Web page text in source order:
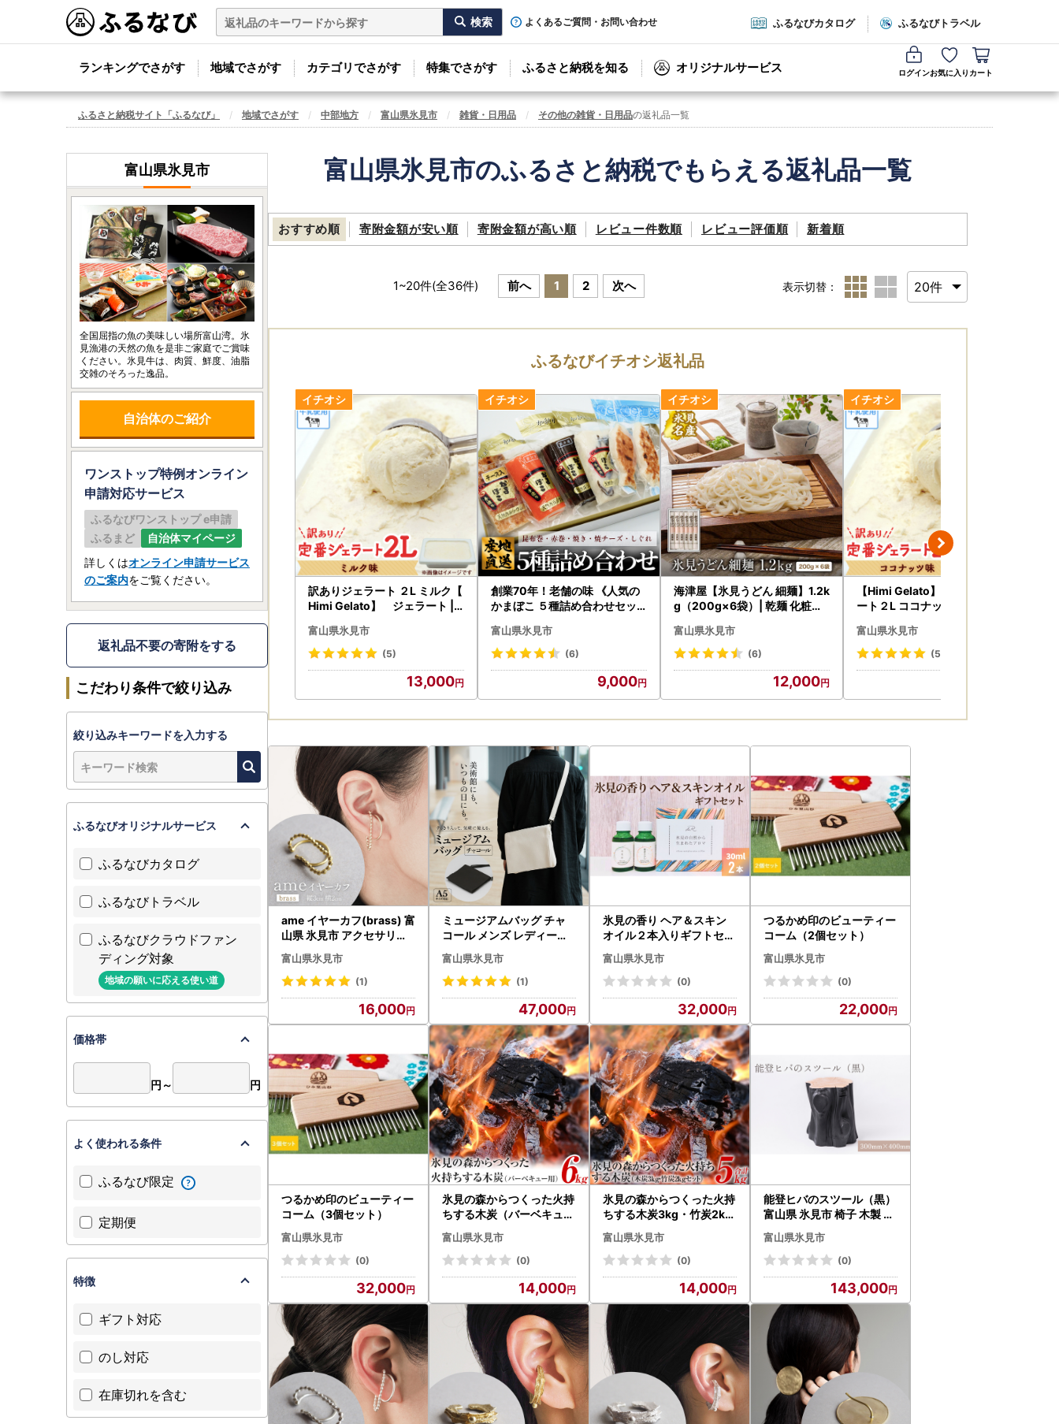
よくあるご質問・お問い合わせ ふるなびカタログ ふるなびトラベル
ランキングでさがす 地域でさがす カテゴリでさがす 特集でさがす ふるさと納税を知る オリジナルサービス ログインお気に入り カート
ふるさと納税サイト「ふるなび」 地域でさがす 中部地方 富山県氷見市 雑貨・日用品 その他の雑貨・日用品の返礼品一覧
富山県氷見市のふるさと納税でもらえる返礼品一覧
おすすめ順 寄附金額が安い順 寄附金額が高い順 レビュー件数順 レビュー評価順 新着順
1~20件(全36件) 前へ 1 2 次へ 表示切替：
ふるなびイチオシ返礼品
訳ありジェラート ２L ミルク【
Himi Gelato】 ジェラート |
富山県氷見市
(5)
13,000
創業70年！老舗の味 《人気の
かまぼこ ５種詰め合わせセッ
富山県氷見市
(6)
9,000
海津屋【氷見うどん 細麺】1.2k
g（200g×6袋）| 乾麺 化粧箱
富山県氷見市
(6)
12,000
【Himi Gelato】訳ありジェラ
ート２L ココナッツ ｜ ジェラ
富山県氷見市
(5)
ame イヤーカフ(brass) 富
山県 氷見市 アクセサリー
ハンドメイド 小物
富山県氷見市
(1)
16,000
ミュージアムバッグ チャ
コール メンズ レディース
斜めがけ ショルダーバッ
グ 帆布 a5 富山県 氷見市
富山県氷見市
(1)
47,000
氷見の香り ヘア＆スキン
オイル２本入りギフトセッ
ト
富山県氷見市
(0)
32,000
つるかめ印のビューティー
コーム（2個セット）
富山県氷見市
(0)
22,000
つるかめ印のビューティー
コーム（3個セット）
富山県氷見市
(0)
32,000
氷見の森からつくった火持
ちする木炭（バーベキュー
用）6kg
富山県氷見市
(0)
14,000
氷見の森からつくった火持
ちする木炭3kg・竹炭2kg
セット 計5kg 【雑貨・
日用品】
富山県氷見市
(0)
14,000
能登ヒバのスツール（黒）
富山県 氷見市 椅子 木製 お
しゃれ インテリア
富山県氷見市
(0)
143,000
富山県氷見市
全国屈指の魚の美味しい場所富山湾。氷
見漁港の天然の魚を是非ご家庭でご賞味
ください。氷見牛は、肉質、鮮度、油脂
交雑のそろった逸品。
自治体のご紹介
ワンストップ特例オンライン
申請対応サービス
ふるなびワンストップ e申請
ふるまど
自治体マイページ
詳しくはオンライン申請サービス
のご案内をご覧ください。
返礼品不要の寄附をする
こだわり条件で絞り込み
絞り込みキーワードを入力する
ふるなびオリジナルサービス
ふるなびカタログ
ふるなびトラベル
ふるなびクラウドファン
ディング対象
地域の願いに応える使い道
価格帯
円～ 円
よく使われる条件
ふるなび限定
定期便
特徴
ギフト対応
のし対応
在庫切れを含む